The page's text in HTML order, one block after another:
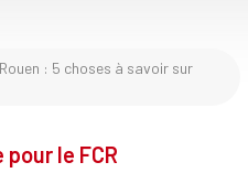
: 5 choses à savoir sur
le FCR